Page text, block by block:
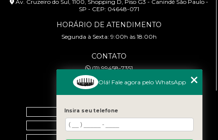
Av. Cruzeiro do Sul, 1100, Shopping D, Piso G3 - Canindé São Paulo -
SP - CEP: 04648-071
HORÁRIO DE ATENDIMENTO
Segunda à Sexta: 9:00h às 18:00h
CONTATO
(11) 99458-7351
cursoabtrans@gmail.com
Home
Empresa
Olá! Fale agora pelo WhatsApp
Insira seu telefone